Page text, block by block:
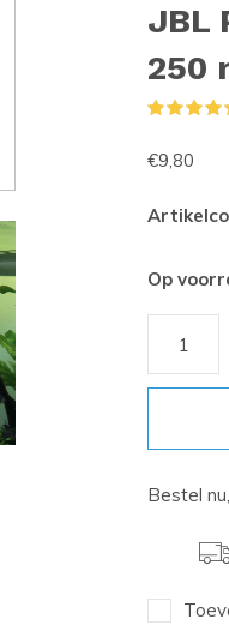
JBL
250
€9,80
Op
Bestel